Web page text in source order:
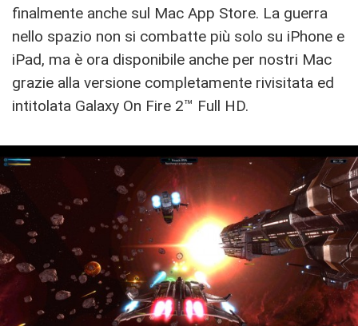
finalmente anche sul Mac App Store. La guerra
nello spazio non si combatte più solo su iPhone e
iPad, ma è ora disponibile anche per nostri Mac
grazie alla versione completamente rivisitata ed
intitolata Galaxy On Fire 2™ Full HD.